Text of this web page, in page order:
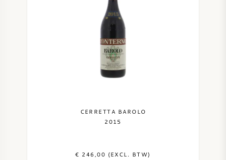
CERRETTA BAROLO
2015
€ 246,00 (EXCL. BTW)